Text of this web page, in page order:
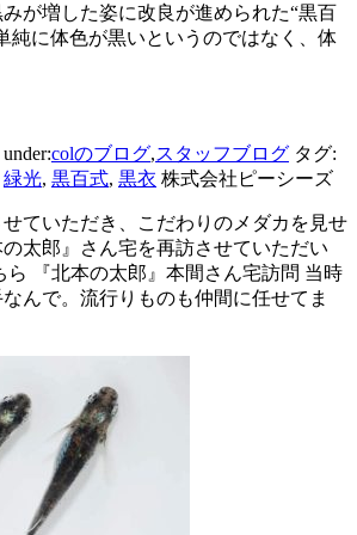
が増した姿に改良が進められた“黒百
純に体色が黒いというのではなく、体
colのブログ,スタッフブログ タグ:
緑光, 黒百式, 黒衣 株式会社ピーシーズ
ていただき、こだわりのメダカを見せ
太郎』さん宅を再訪させていただい
ら 『北本の太郎』本間さん宅訪問 当時
んで。流行りものも仲間に任せてま